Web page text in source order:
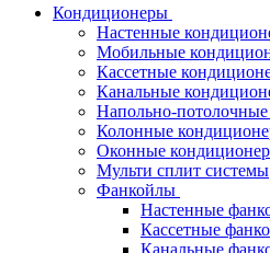
Кондиционеры
Настенные
Мобильные
Кассетные
Канальные
Напольно-
Колонные
Оконные
Мульти сплит системы
Фанкойлы
Настенные
Кассетные
Канальные